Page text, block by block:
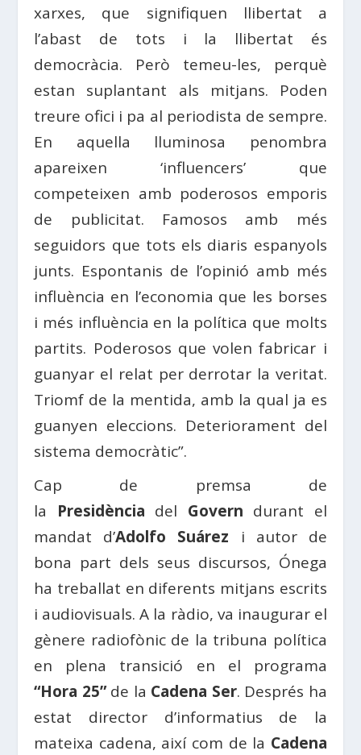
xarxes, que signifiquen llibertat a
l’abast de tots i la llibertat és
democràcia. Però temeu-les, perquè
estan suplantant als mitjans. Poden
treure ofici i pa al periodista de sempre.
En aquella lluminosa penombra
apareixen ‘influencers’ que
competeixen amb poderosos emporis
de publicitat. Famosos amb més
seguidors que tots els diaris espanyols
junts. Espontanis de l’opinió amb més
influència en l’economia que les borses
i més influència en la política que molts
partits. Poderosos que volen fabricar i
guanyar el relat per derrotar la veritat.
Triomf de la mentida, amb la qual ja es
guanyen eleccions. Deteriorament del
sistema democràtic”.
Cap de premsa de
la Presidència del Govern durant el
mandat d’Adolfo Suárez i autor de
bona part dels seus discursos, Ónega
ha treballat en diferents mitjans escrits
i audiovisuals. A la ràdio, va inaugurar el
gènere radiofònic de la tribuna política
en plena transició en el programa
“Hora 25”de la Cadena Ser. Després ha
estat director d’informatius de la
mateixa cadena, així com de la Cadena